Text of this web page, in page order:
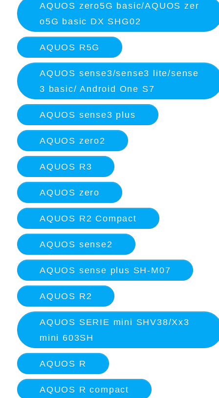
AQUOS zero5G basic/AQUOS zer
o5G basic DX SHG02
AQUOS R5G
AQUOS sense3/sense3 lite/sense
3 basic/ Android One S7
AQUOS sense3 plus
AQUOS zero2
AQUOS R3
AQUOS zero
AQUOS R2 Compact
AQUOS sense2
AQUOS sense plus SH-M07
AQUOS R2
AQUOS SERIE mini SHV38/Xx3
mini 603SH
AQUOS R
AQUOS R compact